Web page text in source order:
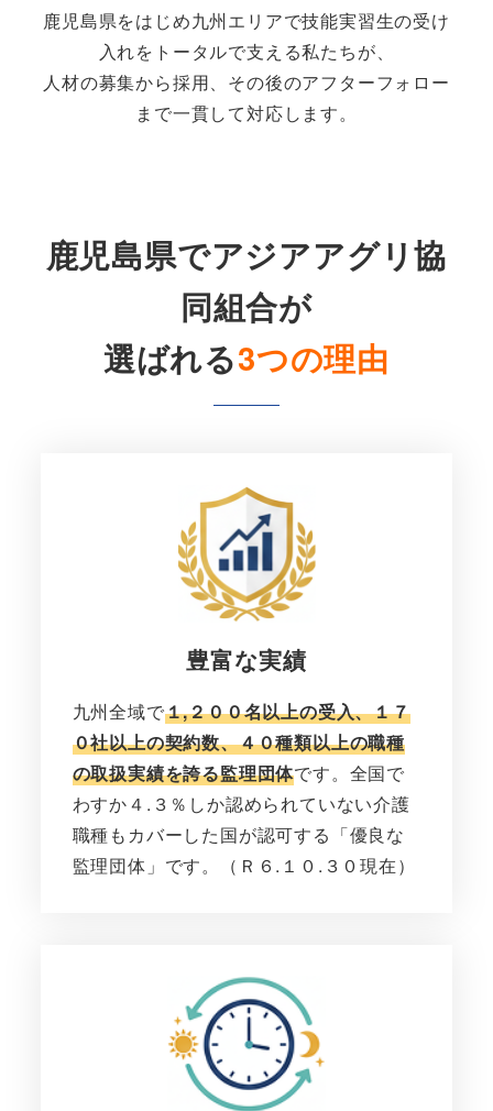
鹿児島県をはじめ九州エリアで技能実習生の受け
入れをトータルで支える私たちが、
人材の募集から採用、その後のアフターフォロー
まで一貫して対応します。
鹿児島県でアジアアグリ協
同組合が
選ばれる3つの理由
豊富な実績
九州全域で１,２００名以上の受入、１７
０社以上の契約数、４０種類以上の職種
の取扱実績を誇る監理団体です。全国で
わすか４.３％しか認められていない介護
職種もカバーした国が認可する「優良な
監理団体」です。（Ｒ６.１０.３０現在）